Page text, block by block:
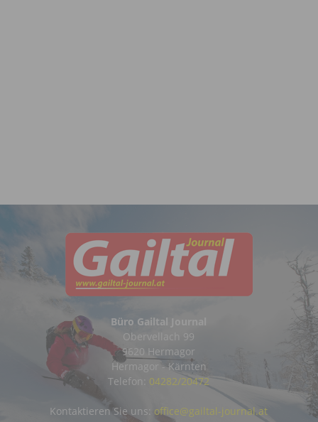
Büro Gailtal Journal
Obervellach 99
9620 Hermagor
Hermagor - Kärnten
Telefon: 04282/20472
Kontaktieren Sie uns: office@gailtal-journal.at